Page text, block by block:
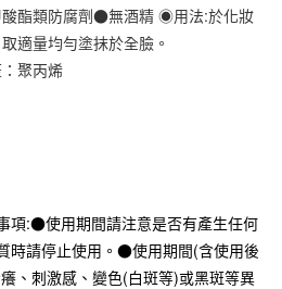
第一商業銀行
彰化商業銀行
台北富邦商業銀行
中國信託商業銀行
酯類防腐劑●無酒精 ◉用法:於化妝
適量均勻塗抹於全臉。
聚丙烯
項:●使用期間請注意是否有產生任何
時請停止使用。●使用期間(含使用後
、刺激感、變色(白斑等)或黑斑等異